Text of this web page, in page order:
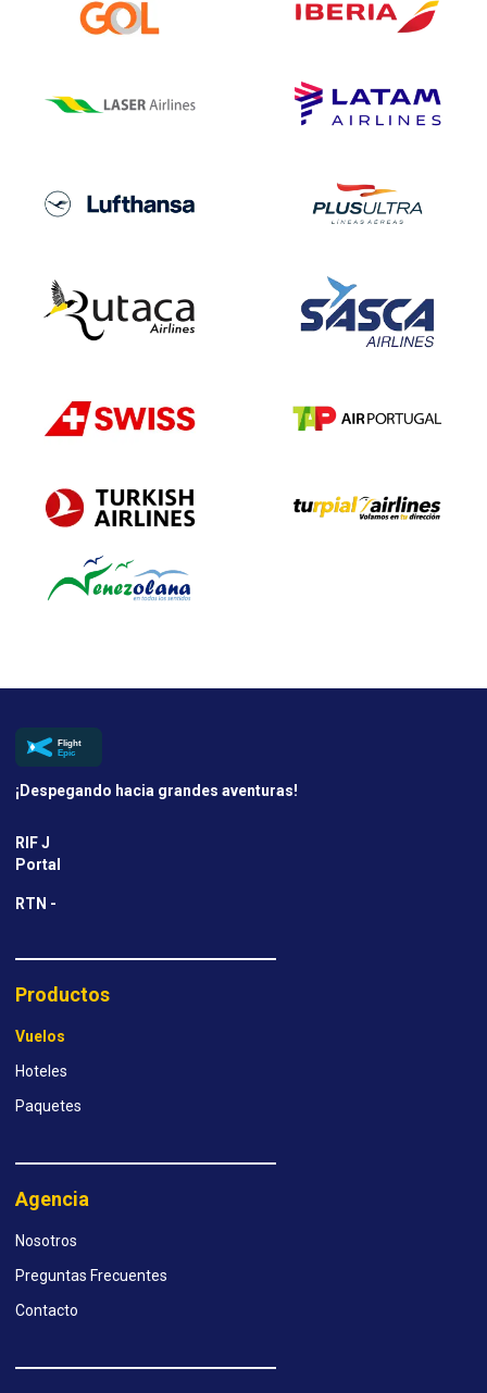
¡Despegando hacia grandes aventuras!
RIF J
Portal
RTN -
Productos
Vuelos
Hoteles
Paquetes
Agencia
Nosotros
Preguntas Frecuentes
Contacto